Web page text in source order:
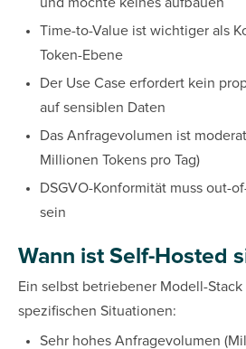
Time-to-Value ist wichtiger als
Token-Ebene
Der Use Case erfordert kein
auf sensiblen Daten
Das Anfragevolumen ist
Millionen Tokens pro Tag)
DSGVO-Konformität muss out-
sein
Wann ist Self-Hosted
Ein selbst betriebener Modell-
spezifischen Situationen:
Sehr hohes Anfragevolumen